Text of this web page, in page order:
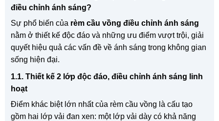
điều chỉnh ánh sáng?
Sự phổ biến của rèm cầu vồng điều chỉnh ánh sáng
nằm ở thiết kế độc đáo và những ưu điểm vượt trội, giải
quyết hiệu quả các vấn đề về ánh sáng trong không gian
sống hiện đại.
1.1. Thiết kế 2 lớp độc đáo, điều chỉnh ánh sáng linh
hoạt
Điểm khác biệt lớn nhất của rèm cầu vồng là cấu tạo
gồm hai lớp vải đan xen: một lớp vải dày có khả năng